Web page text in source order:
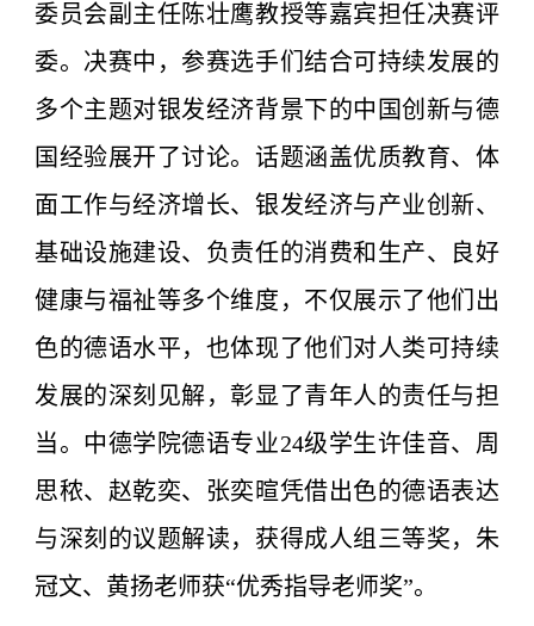
委员会副主任陈壮鹰教授等嘉宾担任决赛评
委。决赛中，参赛选手们结合可持续发展的
多个主题对银发经济背景下的中国创新与德
国经验展开了讨论。话题涵盖优质教育、体
面工作与经济增长、银发经济与产业创新、
基础设施建设、负责任的消费和生产、良好
健康与福祉等多个维度，不仅展示了他们出
色的德语水平，也体现了他们对人类可持续
发展的深刻见解，彰显了青年人的责任与担
当。中德学院德语专业24级学生许佳音、周
思秾、赵乾奕、张奕暄凭借出色的德语表达
与深刻的议题解读，获得成人组三等奖，朱
冠文、黄扬老师获“优秀指导老师奖”。